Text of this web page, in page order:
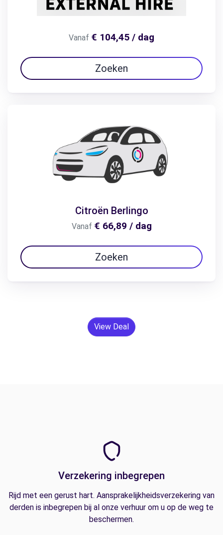
Vanaf € 104,45 / dag
Zoeken
Citroën Berlingo
Vanaf € 66,89 / dag
Zoeken
View Deal
Verzekering inbegrepen
Rijd met een gerust hart. Aansprakelijkheidsverzekering van
derden is inbegrepen bij al onze verhuur om u op de weg te
beschermen.